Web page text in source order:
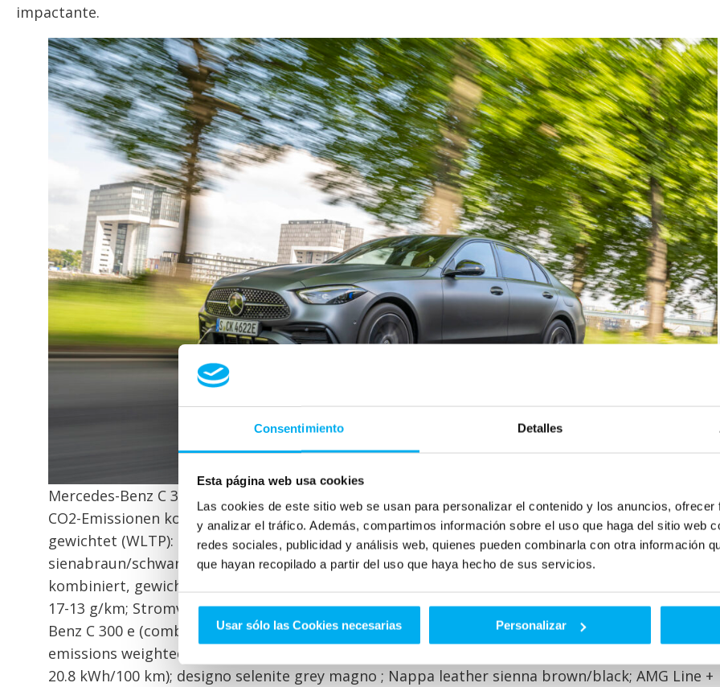
Consentimiento Detalles
Esta página web usa cookies
Las cookies de este sitio web se usan para personalizar el contenido y los anuncios,
y analizar el tráfico. Además, compartimos información sobre el uso que haga del sitio web
redes sociales, publicidad y análisis web, quienes pueden combinarla con otra información
que hayan recopilado a partir del uso que haya hecho de sus servicios.
Usar sólo las Cookies necesarias Personalizar
impactante.
Mercedes-Benz C 300 e (Kraftstoffverbrauch kombiniert, gewichtet (WLTP): 0,8-0,6 l/100 km;
CO2-Emissionen kombiniert, gewichtet (WLTP): 17-13 g/km; Stromverbrauch kombiniert,
gewichtet (WLTP): 23,3-20,8 kWh/100 km); designo selenitgrau magno; Leder Nappa
sienabraun/schwarz; AMG Line + Nightpaket; Komfortfahrwerk; DC-Laden;(Kraftstoffverbrauch
kombiniert, gewichtet (WLTP): 0,8-0,6 l/100 km; CO2-Emissionen kombiniert, gewichtet (WLTP):
17-13 g/km; Stromverbrauch kombiniert, gewichtet (WLTP): 23,3-20,8 kWh/100 km)* Mercedes-
Benz C 300 e (combined fuel consumption weighted (WLTP): 0.8-0.6 l/100 km; combined CO2
emissions weighted (WLTP): 17-13 g/km; combined energy consumption weighted (WLTP): 23.3-
20.8 kWh/100 km); designo selenite grey magno ; Nappa leather sienna brown/black; AMG Line +